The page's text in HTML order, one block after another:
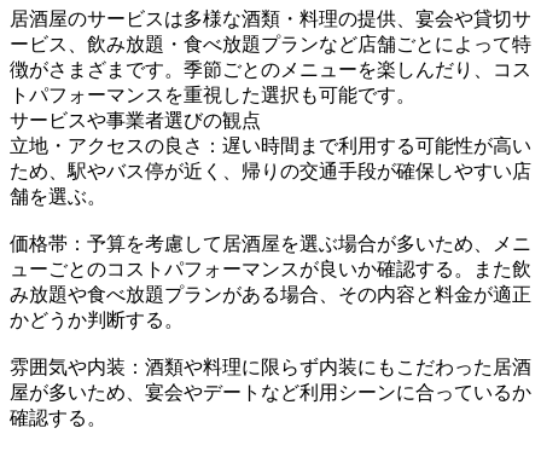
居酒屋のサービスは多様な酒類・料理の提供、宴会や貸切サ
ービス、飲み放題・食べ放題プランなど店舗ごとによって特
徴がさまざまです。季節ごとのメニューを楽しんだり、コス
トパフォーマンスを重視した選択も可能です。
サービスや事業者選びの観点
立地・アクセスの良さ：遅い時間まで利用する可能性が高い
ため、駅やバス停が近く、帰りの交通手段が確保しやすい店
舗を選ぶ。
価格帯：予算を考慮して居酒屋を選ぶ場合が多いため、メニ
ューごとのコストパフォーマンスが良いか確認する。また飲
み放題や食べ放題プランがある場合、その内容と料金が適正
かどうか判断する。
雰囲気や内装：酒類や料理に限らず内装にもこだわった居酒
屋が多いため、宴会やデートなど利用シーンに合っているか
確認する。